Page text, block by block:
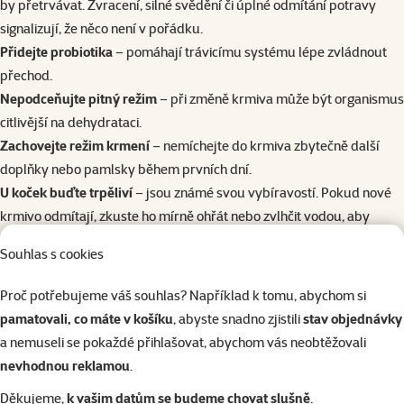
Souhlas s cookies
Proč potřebujeme váš souhlas? Například k tomu, abychom si
pamatovali, co máte v košíku, abyste snadno zjistilistav objednávky
a nemuseli se pokaždé přihlašovat, abychom vás neobtěžovali
nevhodnou reklamou.
Děkujeme,k vašim datům se budeme chovat slušně.
by přetrvávat. Zvracení, silné svědění či úplné odmítání potravy
signalizují, že něco není v pořádku.
Přidejte probiotika– pomáhají trávicímu systému lépe zvládnout
přechod.
Nepodceňujte pitný režim– při změně krmiva může být organismus
citlivější na dehydrataci.
Zachovejte režim krmení– nemíchejte do krmiva zbytečně další
doplňky nebo pamlsky během prvních dní.
U koček buďte trpěliví– jsou známé svou vybíravostí. Pokud nové
krmivo odmítají, zkuste ho mírně ohřát nebo zvlhčit vodou, aby
uvolnilo více vůně.
Jak poznat, že nové krmivo je vhodné?
Do
14 dnů si můžete všimnout pozitivních změn – lesklejší srst, více
energie, pravidelná stolice, upravení trávicího systému
Do 6 měsíců
se projeví dlouhodobé změny na zdraví – imunita, kůže,
hmotnost, vitalita, redukce hmotnosti nebo nabrání na váze